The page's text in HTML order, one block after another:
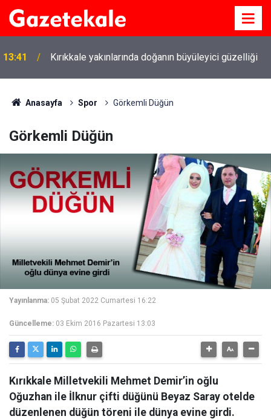
13:41 Kırıkkale yakınlarında doğanın büyüleyici güzelliği
Anasayfa Spor Görkemli Düğün
Görkemli Düğün
Yayınlanma: 05 Şubat 2022 Cumartesi 16:22
Güncelleme: 03 Ekim 2016 Pazartesi 13:03
Kırıkkale Milletvekili Mehmet Demir’in oğlu
Oğuzhan ile İlknur çifti düğünü Beyaz Saray otelde
düzenlenen düğün töreni ile dünya evine girdi.